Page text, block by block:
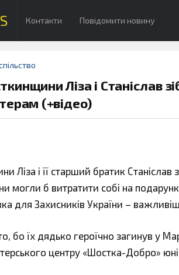
Контакти Повідомити новину
Ліза і Станіслав
(+відео)
Ліза і її старший братик Станіслав
могли б витратити собі на
для Захисників України –
бо їх дядько героїчно загинув у
центру «Шостка-Добро»